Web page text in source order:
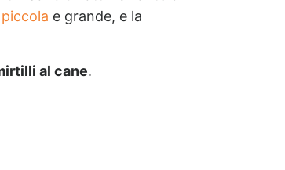
e grande, e la
al cane.